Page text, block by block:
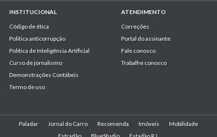
INSTITUCIONAL
Código de ética
Politica anticorrupção
Política de Inteligência Artificial
Curso de jornalismo
Demonstrações Contábeis
Termo de uso
ATENDIMENTO
Correções
Portal do assinante
Fale conosco
Trabalhe conosco
Paladar Jornal do Carro Recomenda Imóveis
Mobilidade